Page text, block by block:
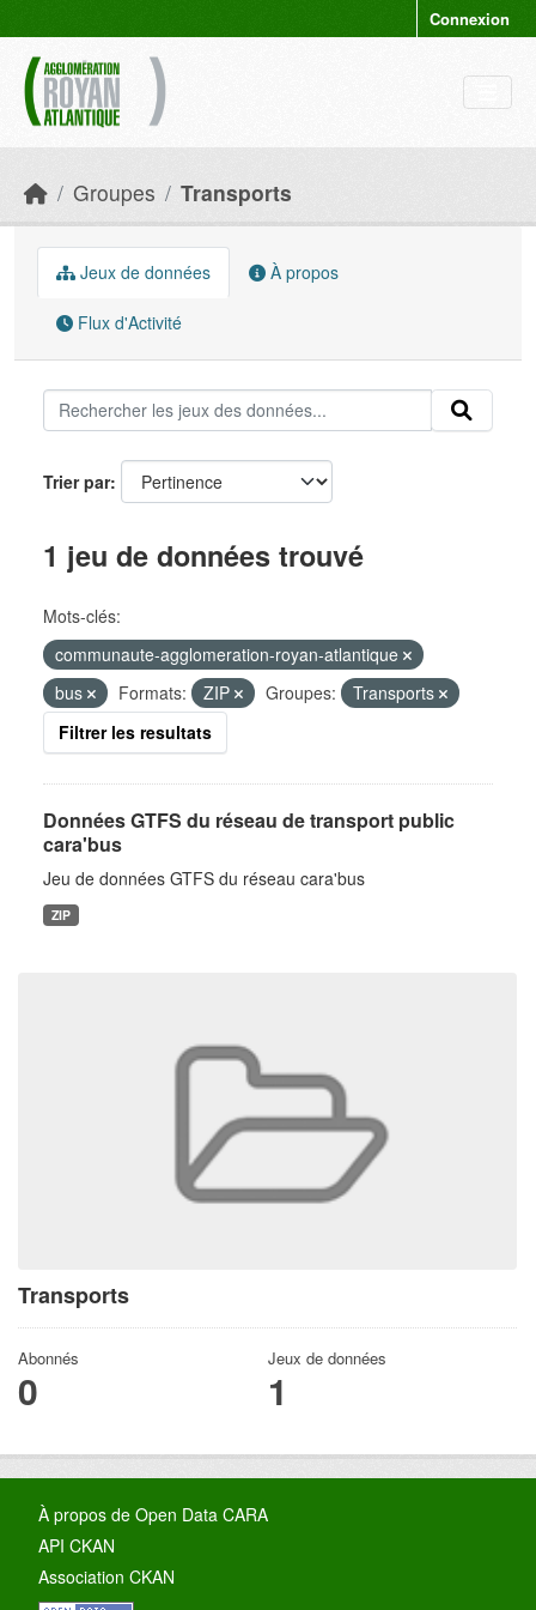
Connexion
Groupes Transports
Transports
Abonnés
0
Jeux de données
1
Jeux de données À propos
Flux d'Activité
Trier par
1 jeu de données trouvé
Mots-clés:
communaute-agglomeration-royan-atlantique
bus
Formats: ZIP Groupes:
Transports
Filtrer les resultats
Données GTFS du réseau de transport public
cara'bus
Jeu de données GTFS du réseau cara'bus
ZIP
À propos de Open Data CARA
API CKAN
Association CKAN